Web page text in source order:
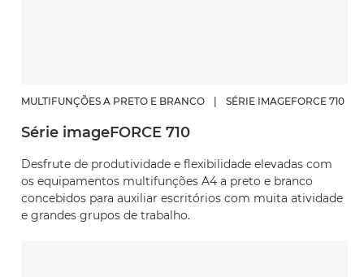
MULTIFUNÇÕES A PRETO E BRANCO SÉRIE IMAGEFORCE 710
Série imageFORCE 710
Desfrute de produtividade e flexibilidade elevadas com
os equipamentos multifunções A4 a preto e branco
concebidos para auxiliar escritórios com muita atividade
e grandes grupos de trabalho.